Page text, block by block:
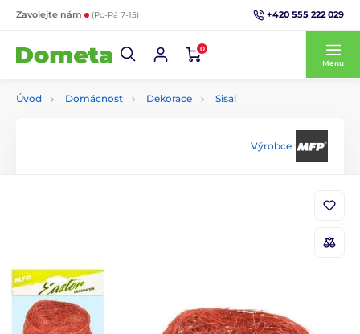
Zavolejte nám (Po-Pá 7-15) +420 555 222 029
0
Menu
Úvod Domácnost Dekorace Sisal
Výrobce